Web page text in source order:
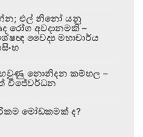
එල් නිනෝ යනු
රෝග අවදානමකි –
වෛද්‍ය මහාචාර්ය
නොනිදන කම්හල –
විජේවර්ධන
මෝඩකමක් ද?